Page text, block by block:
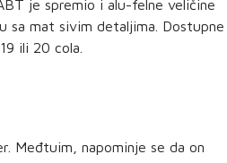
je spremio i alu-felne veličine
sa mat sivim detaljima. Dostupne
ili 20 cola.
Međtuim, napominje se da on